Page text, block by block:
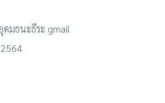
ดมธนะธีระ gmail